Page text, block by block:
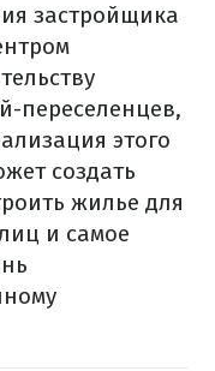
застройщика
переселенцев,
этого
создать
жилье для
и самое